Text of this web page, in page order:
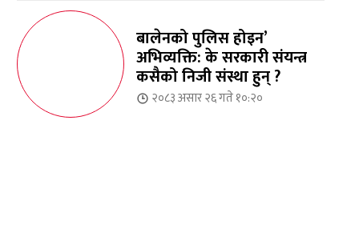
बालेनको पुलिस होइन’
अभिव्यक्ति: के सरकारी संयन्त्र
कसैको निजी संस्था हुन् ?
२०८३ असार २६ गते १०:२०